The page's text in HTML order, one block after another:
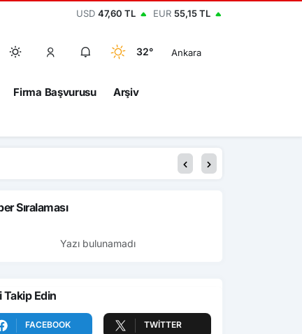
USD 47,60 TL EUR 55,15 TL
32° Ankara
Firma Başvurusu Arşiv
Sıralaması
Yazı bulunamadı
Takip Edin
FACEBOOK TWITTER